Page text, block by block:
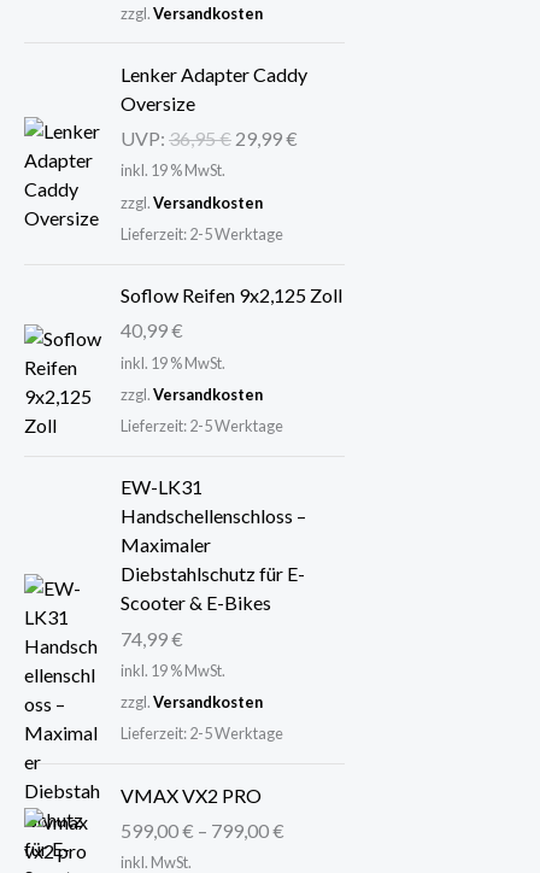
zzgl.Versandkosten
Lenker Adapter Caddy
Oversize
UVP: 36,95€p
ü
n
l
r
e
s
w
:
3
,
5
29,99€
k
r
t
2
inkl. 19 % MwSt.
zzgl.Versandkosten
Lieferzeit:2-5 Werktage
Soflow Reifen 9x2,125 Zoll
40,99€
inkl. 19 % MwSt.
zzgl.Versandkosten
Lieferzeit:2-5 Werktage
EW-LK31
Handschellenschloss –
Maximaler
Diebstahlschutz für E-
Scooter & E-Bikes
74,99€
inkl. 19 % MwSt.
zzgl.Versandkosten
Lieferzeit:2-5 Werktage
VMAX VX2 PRO
599,00€ – 799,00€
inkl. MwSt.